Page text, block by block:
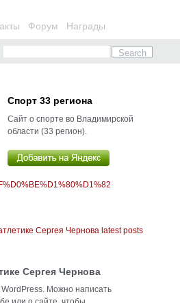
Форум Награды
Спорт 33 региона
Сайт о спорте во Владимирской
области (33 регион).
Сергея Чернова
Можно написать